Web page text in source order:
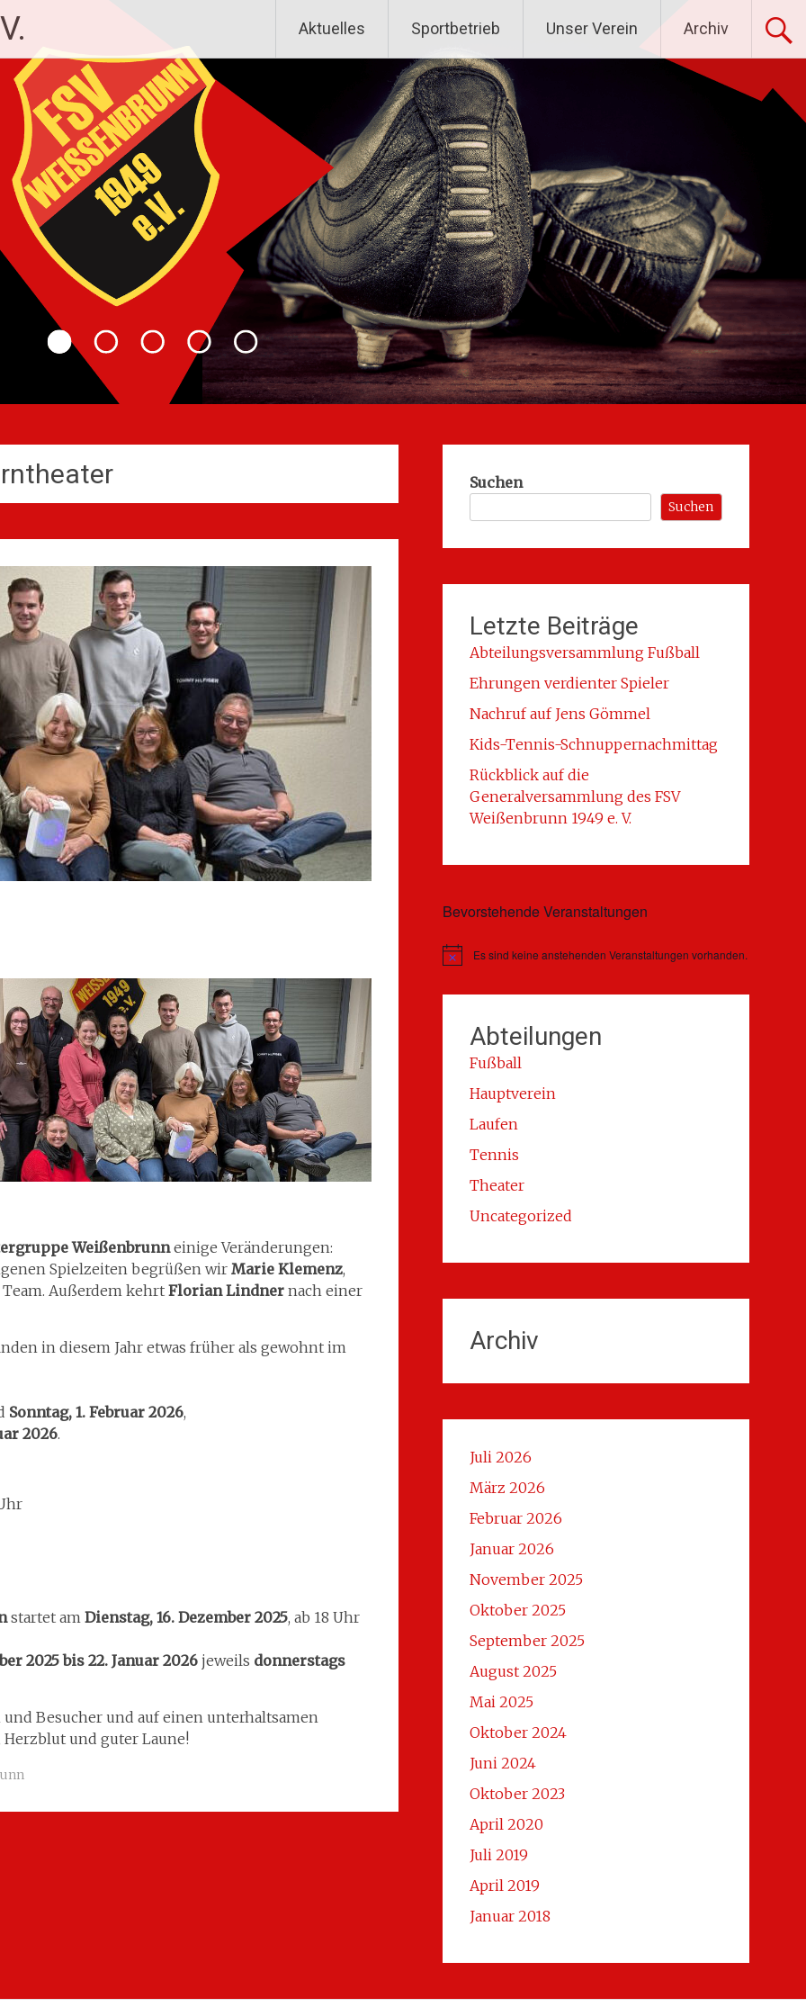
Aktuelles Sportbetrieb Unser Verein Archiv
Weißenbrunneinige Veränderungen:
Spielzeiten begrüßen wir Marie Klemenz,
Außerdem kehrtFlorian Lindner nach einer
in diesem Jahr etwas früher als gewohnt im
Sonntag, 1. Februar 2026,
2026.
startet am Dienstag, 16. Dezember 2025, ab 18 Uhr
2025 bis 22. Januar 2026 jeweils donnerstags
Besucher und auf einen unterhaltsamen
und guter Laune!
Suchen
Suchen
Letzte Beiträge
Abteilungsversammlung Fußball
Ehrungen verdienter Spieler
Nachruf auf Jens Gömmel
Kids-Tennis-Schnuppernachmittag
Rückblick auf die
Generalversammlung des FSV
Weißenbrunn 1949 e. V.
Bevorstehende Veranstaltungen
HinweisEs sind keine anstehenden Veranstaltungen vorhanden.
Abteilungen
Fußball
Hauptverein
Laufen
Tennis
Theater
Uncategorized
Archiv
Juli 2026
März 2026
Februar 2026
Januar 2026
November 2025
Oktober 2025
September 2025
August 2025
Mai 2025
Oktober 2024
Juni 2024
Oktober 2023
April 2020
Juli 2019
April 2019
Januar 2018